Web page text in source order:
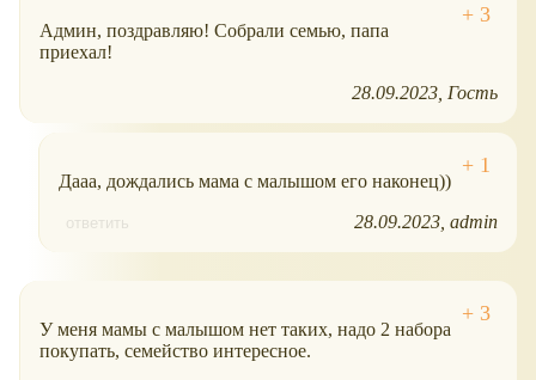
Админ, поздравляю! Собрали семью, папа
приехал!
28.09.2023 Гость
Дааа, дождались мама с малышом его наконец))
ответить 28.09.2023 admin
У меня мамы с малышом нет таких, надо 2 набора
покупать, семейство интересное.